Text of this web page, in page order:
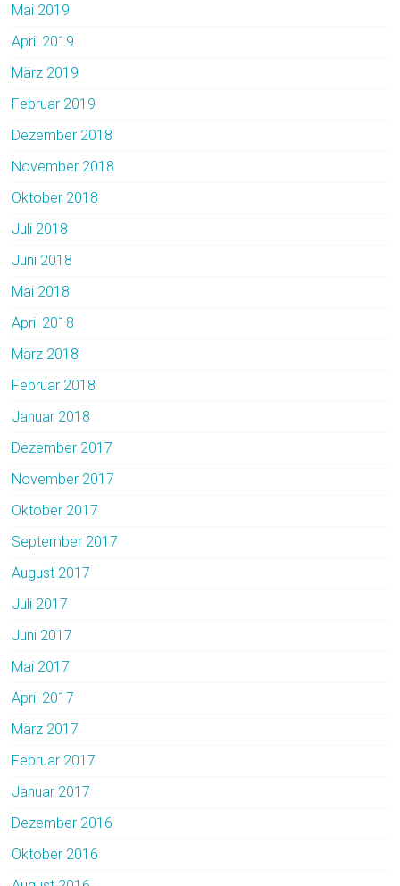
Mai 2019
April 2019
März 2019
Februar 2019
Dezember 2018
November 2018
Oktober 2018
Juli 2018
Juni 2018
Mai 2018
April 2018
März 2018
Februar 2018
Januar 2018
Dezember 2017
November 2017
Oktober 2017
September 2017
August 2017
Juli 2017
Juni 2017
Mai 2017
April 2017
März 2017
Februar 2017
Januar 2017
Dezember 2016
Oktober 2016